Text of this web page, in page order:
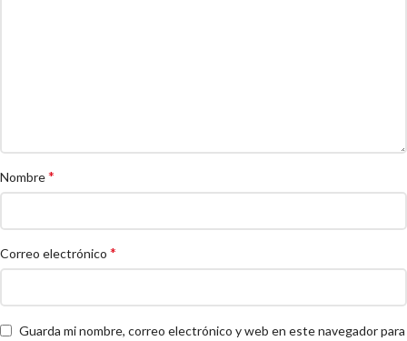
Nombre*
Correo electrónico *
Guarda mi nombre, correo electrónico y web en este navegador para